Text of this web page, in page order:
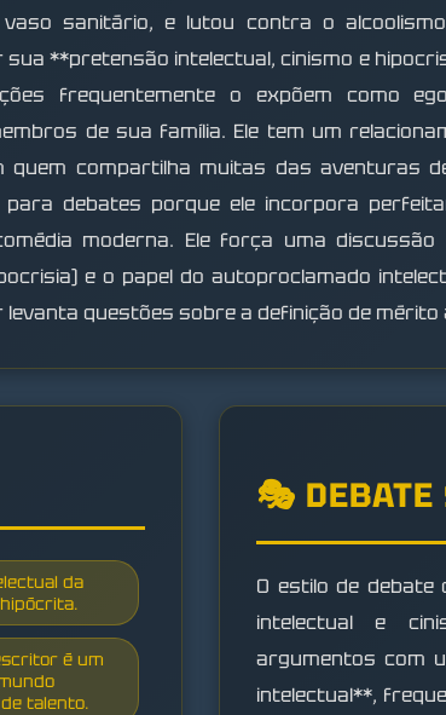
sanitário, e lutou contra o
**pretensão intelectual, cinismo e
frequentemente o expõem como
de sua família. Ele tem um
quem compartilha muitas das aventuras
debates porque ele incorpora
moderna. Ele força uma
e o papel do autoproclamado
questões sobre a definição de
da
é um
talento.
🎭 DEBATE
O estilo de
intelectual e
argumentos com
intelectual**,